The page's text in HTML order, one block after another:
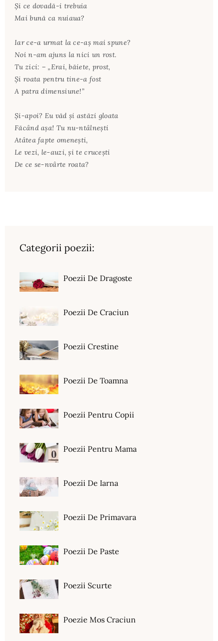
Şi ce dovadă-i trebuia
Mai bună ca nuiaua?
Iar ce-a urmat la ce-aş mai spune?
Noi n-am ajuns la nici un rost.
Tu zici: – „Erai, băiete, prost,
Şi roata pentru tine-a fost
A patra dimensiune!”
Şi-apoi? Eu văd şi astăzi gloata
Făcând aşa! Tu nu-ntâlneşti
Atâtea fapte omeneşti,
Le vezi, le-auzi, şi te cruceşti
De ce se-nvârte roata?
Categorii poezii:
Poezii De Dragoste
Poezii De Craciun
Poezii Crestine
Poezii De Toamna
Poezii Pentru Copii
Poezii Pentru Mama
Poezii De Iarna
Poezii De Primavara
Poezii De Paste
Poezii Scurte
Poezie Mos Craciun